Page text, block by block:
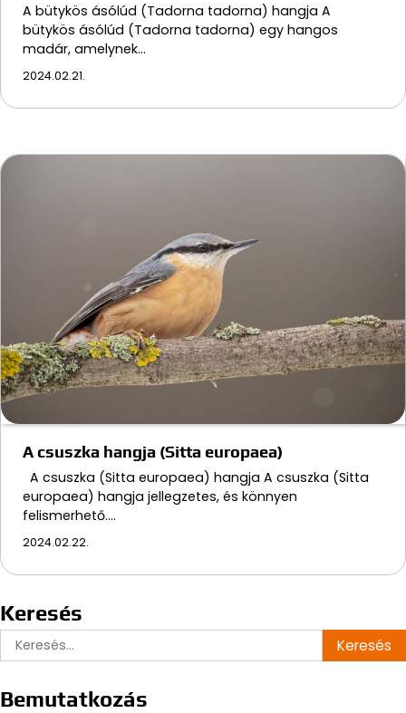
A bütykös ásólúd (Tadorna tadorna) hangja A
bütykös ásólúd (Tadorna tadorna) egy hangos
madár, amelynek…
2024.02.21.
A csuszka hangja (Sitta europaea)
A csuszka (Sitta europaea) hangja A csuszka (Sitta
europaea) hangja jellegzetes, és könnyen
felismerhető.…
2024.02.22.
Keresés
Keresés:
Bemutatkozás